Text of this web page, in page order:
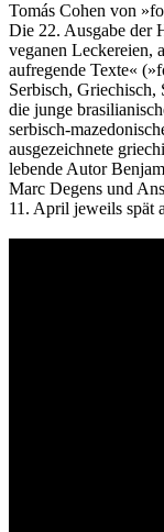
Tomás Cohen von
Die 22. Ausgabe der
veganen Leckereien,
aufregende Texte«
Serbisch, Griechisch,
die junge
serbisch-
ausgezeichnete
lebende Autor
Marc Degens und
11. April jeweils spät